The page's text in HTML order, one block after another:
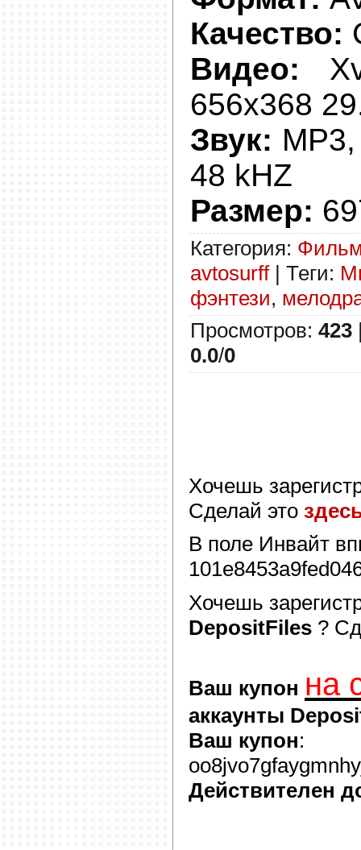
Качество:
Видео:
656x368
Звук:
48 kHZ
Размер:
Категория:
avtosurff| Теги:
фэнтези,
Просмотров: 423
0.0/0
Хочешь
Сделай это
В поле Инвайт
Хочешь
DepositFiles ?
Ваш купон на
аккаунты
Ваш купон:
Действителен